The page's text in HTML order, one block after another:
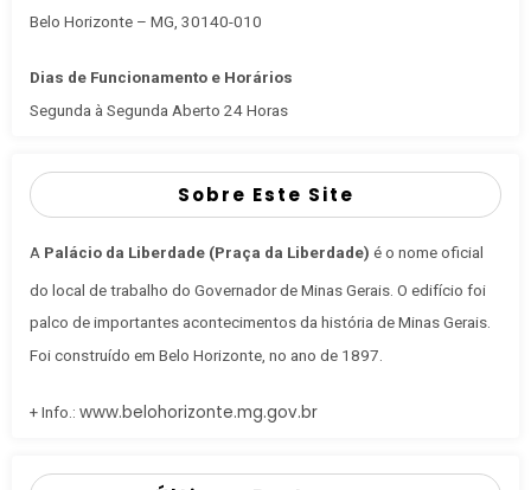
Belo Horizonte – MG, 30140-010
Dias de Funcionamento e Horários
Segunda à Segunda Aberto 24 Horas
Sobre Este Site
A Palácio da Liberdade (Praça da Liberdade) é o nome oficial
do local de trabalho do Governador de Minas Gerais . O edifício foi
palco de importantes acontecimentos da história de Minas Gerais.
Foi construído em Belo Horizonte, no ano de 1897.
+ Info.: www.belohorizonte.mg.gov.br